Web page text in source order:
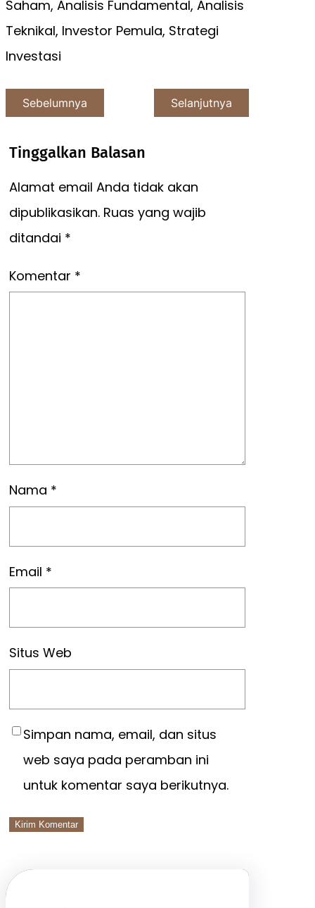
Saham, Analisis Fundamental, Analisis
Teknikal, Investor Pemula, Strategi
Investasi
Sebelumnya Selanjutnya
Tinggalkan Balasan
Alamat email Anda tidak akan
dipublikasikan. Ruas yang wajib
ditandai *
Komentar *
Nama *
Email *
Situs Web
Simpan nama, email, dan situs
web saya pada peramban ini
untuk komentar saya berikutnya.